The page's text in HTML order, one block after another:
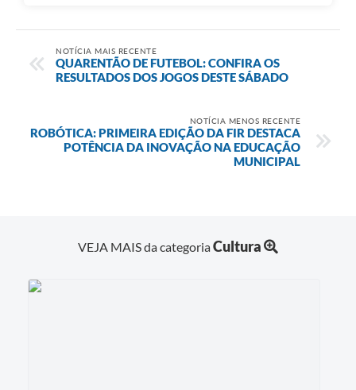
NOTÍCIA MAIS RECENTE
QUARENTÃO DE FUTEBOL: CONFIRA OS
RESULTADOS DOS JOGOS DESTE SÁBADO
NOTÍCIA MENOS RECENTE
ROBÓTICA: PRIMEIRA EDIÇÃO DA FIR DESTACA
POTÊNCIA DA INOVAÇÃO NA EDUCAÇÃO
MUNICIPAL
VEJA MAIS da categoriaCultura